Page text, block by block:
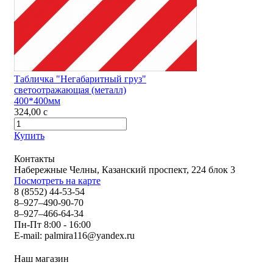
Табличка "Негабаритный груз"
светоотражающая (металл)
400*400мм
324,00 c
Купить
Контакты
Набережные Челны, Казанский проспект, 224 блок 3
Посмотреть на карте
8 (8552) 44-53-54
8–927–490-90-70
8–927–466-64-34
Пн-Пт 8:00 - 16:00
E-mail: palmira116@yandex.ru
Наш магазин